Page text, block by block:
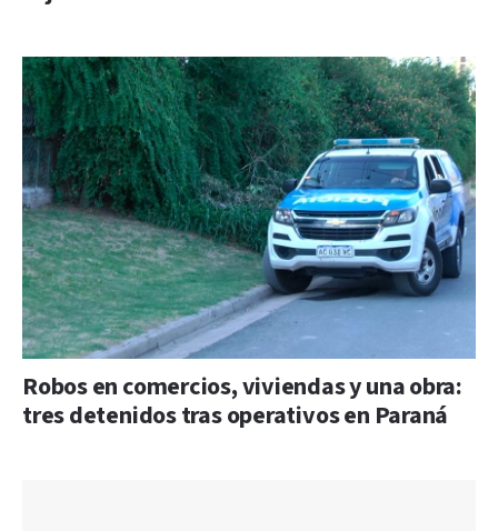
Robos en comercios, viviendas y una obra:
tres detenidos tras operativos en Paraná